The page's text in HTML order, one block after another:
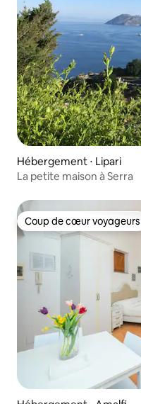
Hébergement ⋅ Lipari
La petite maison à Serra
Coup de cœur voyageurs
Coup de cœur voyageurs